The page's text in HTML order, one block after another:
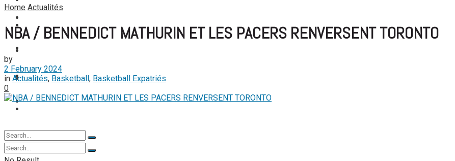
TENNIS
FOOT EXPATRIÉS
TENNIS
TENNIS DE TABLE
View All Result
Home Actualités
NBA / BENNEDICT MATHURIN ET LES PACERS RENVERSENT TORONTO
by
2 February 2024
in Actualités, Basketball, Basketball Expatriés
0